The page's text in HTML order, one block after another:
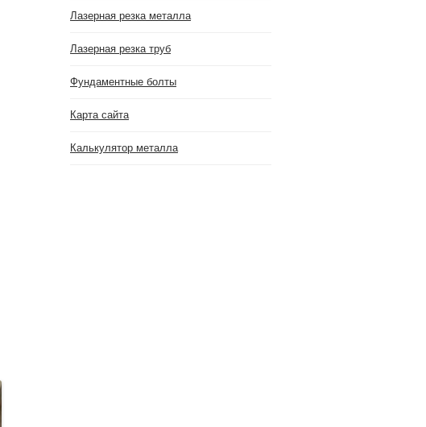
Лазерная резка металла
Лазерная резка труб
Фундаментные болты
Карта сайта
Калькулятор металла